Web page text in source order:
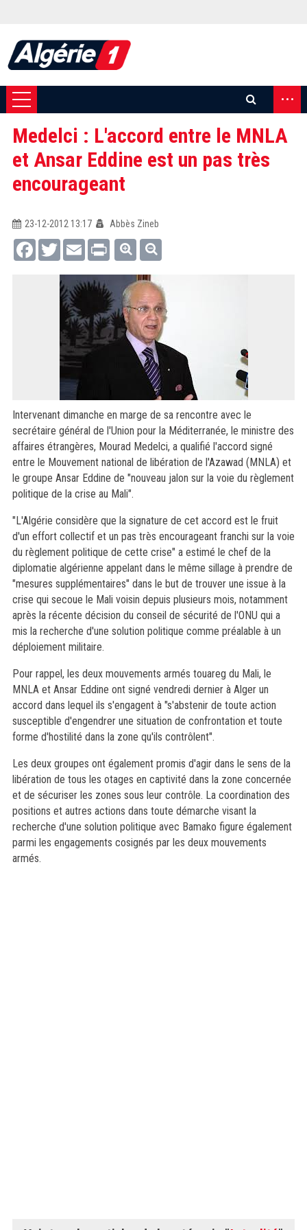
...
Medelci : L'accord entre le MNLA
et Ansar Eddine est un pas très
encourageant
23-12-2012 13:17
Abbès Zineb
FacebookTwitterEmail Print
Intervenant dimanche en marge de sa rencontre avec le
secrétaire général de l'Union pour la Méditerranée, le ministre des
affaires étrangères, Mourad Medelci, a qualifié l'accord signé
entre le Mouvement national de libération de l'Azawad (MNLA) et
le groupe Ansar Eddine de "nouveau jalon sur la voie du règlement
politique de la crise au Mali".
"L'Algérie considère que la signature de cet accord est le fruit
d'un effort collectif et un pas très encourageant franchi sur la voie
du règlement politique de cette crise" a estimé le chef de la
diplomatie algérienne appelant dans le même sillage à prendre de
"mesures supplémentaires" dans le but de trouver une issue à la
crise qui secoue le Mali voisin depuis plusieurs mois, notamment
après la récente décision du conseil de sécurité de l'ONU qui a
mis la recherche d'une solution politique comme préalable à un
déploiement militaire.
Pour rappel, les deux mouvements armés touareg du Mali, le
MNLA et Ansar Eddine ont signé vendredi dernier à Alger un
accord dans lequel ils s'engagent à "s'abstenir de toute action
susceptible d'engendrer une situation de confrontation et toute
forme d'hostilité dans la zone qu'ils contrôlent".
Les deux groupes ont également promis d'agir dans le sens de la
libération de tous les otages en captivité dans la zone concernée
et de sécuriser les zones sous leur contrôle. La coordination des
positions et autres actions dans toute démarche visant la
recherche d'une solution politique avec Bamako figure également
parmi les engagements cosignés par les deux mouvements
armés.